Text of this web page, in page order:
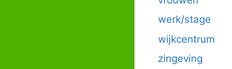
werk/stage
wijkcentrum
zingeving